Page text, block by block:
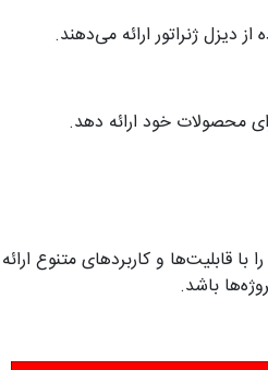
دیزل ژنراتور ارائه می‌دهند.
محصولات خود ارائه دهد.
قابلیت‌ها و کاربردهای متنوع
باشد.